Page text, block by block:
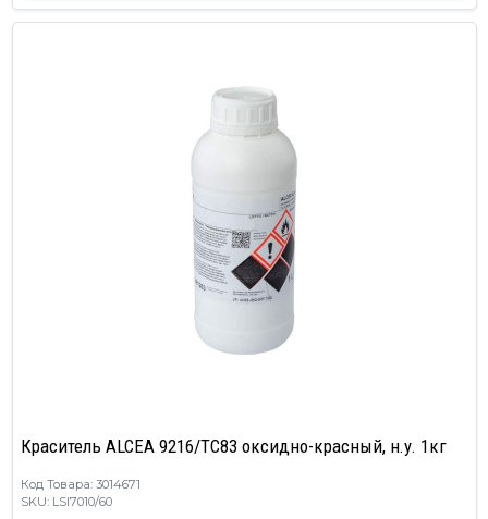
Краситель ALCEA 9216/TC83 оксидно-красный, н.у. 1кг
Код Товара: 3014671
SKU: LSI7010/60